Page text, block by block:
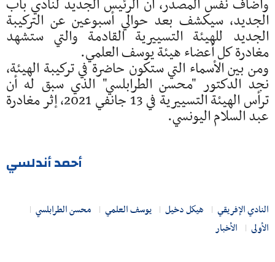
وأضاف نفس المصدر، أن الرئيس الجديد لنادي باب
الجديد، سيكشف بعد حوالي أسبوعين عن التركيبة
الجديد للهيئة التسييرية القادمة والتي ستشهد
مغادرة كل أعضاء هيئة يوسف العلمي.
ومن بين الأسماء التي ستكون حاضرة في تركيبة الهيئة،
نجد الدكتور "محسن الطرابلسي" الذي سبق له أن
ترأس الهيئة التسييرية في 13 جانفي 2021، إثر مغادرة
عبد السلام اليونسي.
أحمد أندلسي
النادي الإفريقي هيكل دخيل يوسف العلمي
محسن الطرابلسي
الأولى
الأخبار